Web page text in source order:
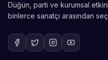
Düğün, parti ve kurumsal
binlerce sanatçı arasından